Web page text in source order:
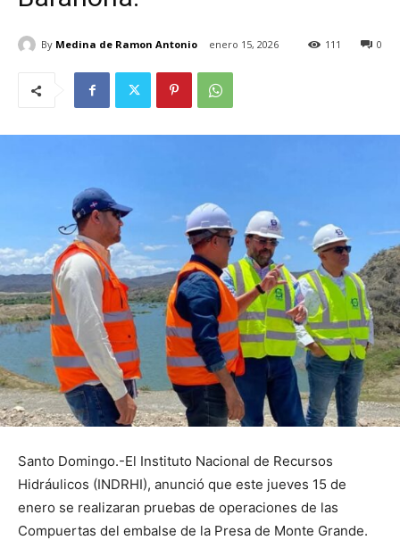
By Medina de Ramon Antonio enero 15, 2026 0
111
Santo Domingo.-El Instituto Nacional de Recursos
Hidráulicos (INDRHI), anunció que este jueves 15 de
enero se realizaran pruebas de operaciones de las
Compuertas del embalse de la Presa de Monte Grande.